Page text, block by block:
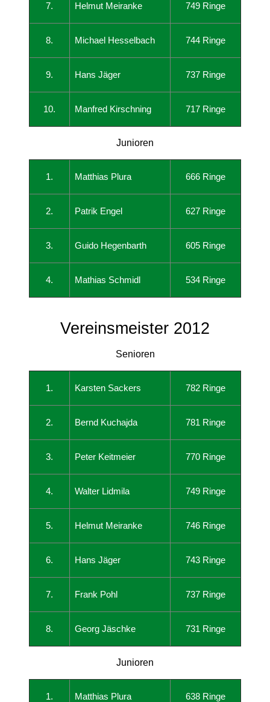
7. Helmut Meiranke 749 Ringe
8. Michael Hesselbach 744 Ringe
9. Hans Jäger 737 Ringe
10. Manfred Kirschning 717 Ringe
Junioren
1. Matthias Plura 666 Ringe
2. Patrik Engel 627 Ringe
3. Guido Hegenbarth 605 Ringe
4. Mathias Schmidl 534 Ringe
Vereinsmeister 2012
Senioren
1. Karsten Sackers 782 Ringe
2. Bernd Kuchajda 781 Ringe
3. Peter Keitmeier 770 Ringe
4. Walter Lidmila 749 Ringe
5. Helmut Meiranke 746 Ringe
6. Hans Jäger 743 Ringe
7. Frank Pohl 737 Ringe
8. Georg Jäschke 731 Ringe
Junioren
1. Matthias Plura 638 Ringe